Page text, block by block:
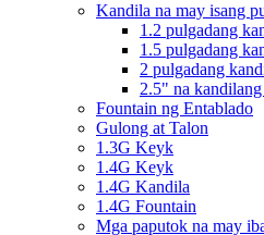
Kandila na may isang
1.2 pulgadang
1.5 pulgadang
2 pulgadang
2.5" na
Fountain ng Entablado
Gulong at Talon
1.3G Keyk
1.4G Keyk
1.4G Kandila
1.4G Fountain
Mga paputok na may